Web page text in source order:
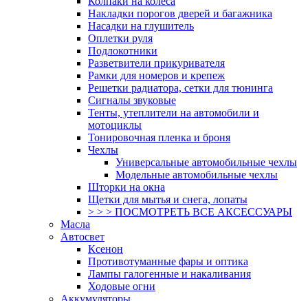
Накладки порогов дверей и багажника
Насадки на глушитель
Оплетки руля
Подлокотники
Разветвители прикуривателя
Рамки для номеров и крепеж
Решетки радиатора, сетки для тюнинга
Сигналы звуковые
Тенты, утеплители на автомобили и
мотоциклы
Тонировочная пленка и броня
Чехлы
Универсальные автомобильные чехлы
Модельные автомобильные чехлы
Шторки на окна
Щетки для мытья и снега, лопаты
> > > ПОСМОТРЕТЬ ВСЕ АКСЕССУАРЫ
Масла
Автосвет
Ксенон
Противотуманные фары и оптика
Лампы галогенные и накаливания
Ходовые огни
Аккумуляторы